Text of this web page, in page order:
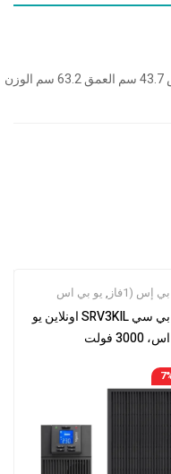
اللون أسود (RAL 7010) الارتفاع 17.2 سم العرض 43.7 سم العمق 63.2 سم الوزن
إس (1فاز , يو بي اس
ايه بي سي SRV3KIL اونلاين يو
بي اس، 3000 فولت